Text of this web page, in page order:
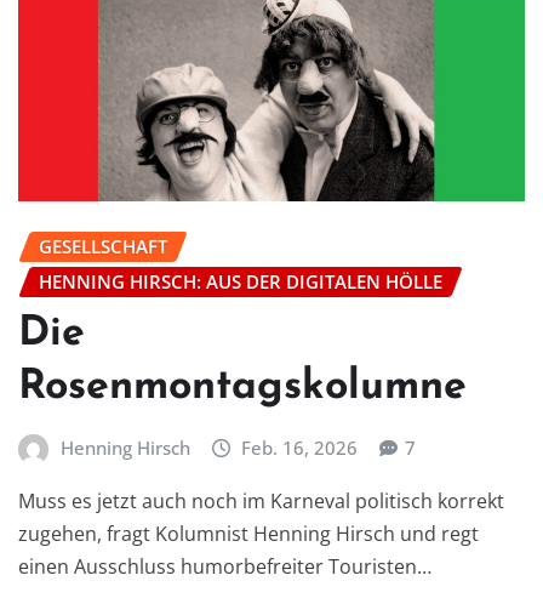
GESELLSCHAFT
HENNING HIRSCH: AUS DER DIGITALEN HÖLLE
Die
Rosenmontagskolumne
Henning Hirsch Feb. 16, 2026 7
Muss es jetzt auch noch im Karneval politisch korrekt
zugehen, fragt Kolumnist Henning Hirsch und regt
einen Ausschluss humorbefreiter Touristen…